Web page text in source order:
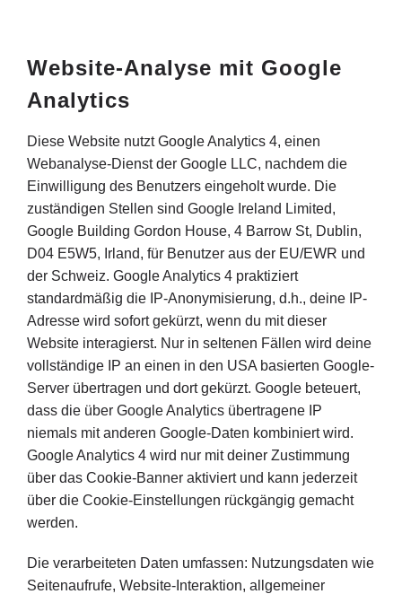
Website-Analyse mit Google
Analytics
Diese Website nutzt Google Analytics 4, einen
Webanalyse-Dienst der Google LLC, nachdem die
Einwilligung des Benutzers eingeholt wurde. Die
zuständigen Stellen sind Google Ireland Limited,
Google Building Gordon House, 4 Barrow St, Dublin,
D04 E5W5, Irland, für Benutzer aus der EU/EWR und
der Schweiz. Google Analytics 4 praktiziert
standardmäßig die IP-Anonymisierung, d.h., deine IP-
Adresse wird sofort gekürzt, wenn du mit dieser
Website interagierst. Nur in seltenen Fällen wird deine
vollständige IP an einen in den USA basierten Google-
Server übertragen und dort gekürzt. Google beteuert,
dass die über Google Analytics übertragene IP
niemals mit anderen Google-Daten kombiniert wird.
Google Analytics 4 wird nur mit deiner Zustimmung
über das Cookie-Banner aktiviert und kann jederzeit
über die Cookie-Einstellungen rückgängig gemacht
werden.
Die verarbeiteten Daten umfassen: Nutzungsdaten wie
Seitenaufrufe, Website-Interaktion, allgemeiner